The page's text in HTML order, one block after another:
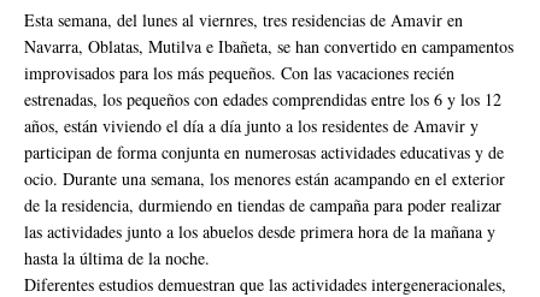
Esta semana, del lunes al viernres, tres residencias de Amavir en
Navarra, Oblatas, Mutilva e Ibañeta, se han convertido en campamentos
improvisados para los más pequeños. Con las vacaciones recién
estrenadas, los pequeños con edades comprendidas entre los 6 y los 12
años, están viviendo el día a día junto a los residentes de Amavir y
participan de forma conjunta en numerosas actividades educativas y de
ocio. Durante una semana, los menores están acampando en el exterior
de la residencia, durmiendo en tiendas de campaña para poder realizar
las actividades junto a los abuelos desde primera hora de la mañana y
hasta la última de la noche.
Diferentes estudios demuestran que las actividades intergeneracionales,